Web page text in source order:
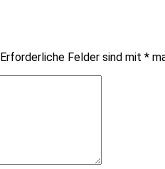
Erforderliche Felder sind mit *